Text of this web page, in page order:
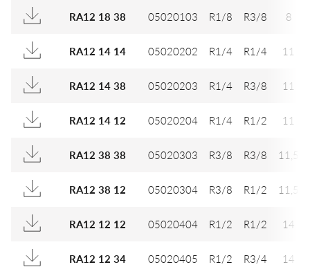
RA12 18 38 05020103 R1/8 R3/8 8
RA12 14 14 05020202 R1/4 R1/4 11
RA12 14 38 05020203 R1/4 R3/8 11
RA12 14 12 05020204 R1/4 R1/2 11
RA12 38 38 05020303 R3/8 R3/8 11,5
RA12 38 12 05020304 R3/8 R1/2 11,5
RA12 12 12 05020404 R1/2 R1/2 14
RA12 12 34 05020405 R1/2 R3/4 14